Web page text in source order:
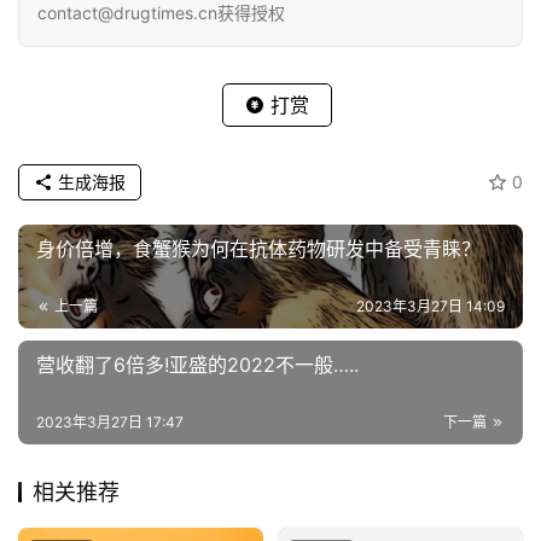
intragenic deletion in BRCA2. Nature 2008, 451,
5.Jacot,W.; Thezenas, S.; Senal, R.; Viglianti, C.;
Laberenne, A.C.; Lopez-Crapez, E.; Bibeau, F.;
Bleuse, J.P.; Romieu, G.; Lamy, P.J. BRCA1 promoter
hypermethylation, 53BP1 protein expression and
6.Marzio, A.; Puccini, J.; Kwon, Y.; Maverakis, N.K.;
Arbini, A.; Sung, P.; Bar-Sagi, D.; Pagano, M. The F-
contact@drugtimes.cn获得授权
打赏
0
生成海报
​身价倍增，食蟹猴为何在抗体药物研发中备受青睐？
上一篇 2023年3月27日 14:09
营收翻了6倍多!亚盛的2022不一般…..
下一篇
2023年3月27日 17:47
相关推荐